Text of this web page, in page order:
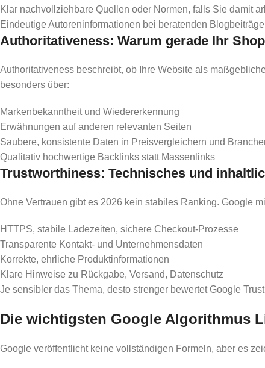
Klar nachvollziehbare Quellen oder Normen, falls Sie damit
Eindeutige Autoreninformationen bei beratenden
Authoritativeness: Warum gerade Ihr
Authoritativeness beschreibt, ob Ihre Website als
besonders über:
Markenbekanntheit und Wiedererkennung
Erwähnungen auf anderen relevanten Seiten
Saubere, konsistente Daten in Preisvergleichern und
Qualitativ hochwertige Backlinks statt Massenlinks
Trustworthiness: Technisches und
Ohne Vertrauen gibt es 2026 kein stabiles Ranking. Google
HTTPS, stabile Ladezeiten, sichere Checkout-Prozesse
Transparente Kontakt- und Unternehmensdaten
Korrekte, ehrliche Produktinformationen
Klare Hinweise zu Rückgabe, Versand, Datenschutz
Je sensibler das Thema, desto strenger bewertet Google
Die wichtigsten Google Algorithmus
Google veröffentlicht keine vollständigen Formeln, aber es